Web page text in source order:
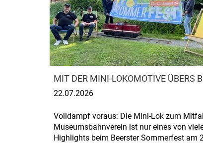
MIT DER MINI-LOKOMOTIVE ÜBERS
22.07.2026
Volldampf voraus: Die Mini-Lok zum
Museumsbahnverein ist nur eines von
Highlights beim Beerster Sommerfest am